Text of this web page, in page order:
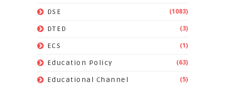
DSE (1083)
DTED (3)
ECS (1)
Education Policy (63)
Educational Channel (5)